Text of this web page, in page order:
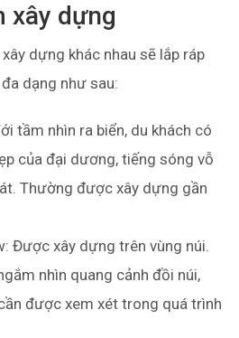
xây dựng
dựng khác nhau sẽ lắp ráp
dạng như sau:
tầm nhìn ra biển, du khách có
của đại dương, tiếng sóng vỗ
Thường được xây dựng gần
Được xây dựng trên vùng núi.
nhìn quang cảnh đồi núi,
được xem xét trong quá trình